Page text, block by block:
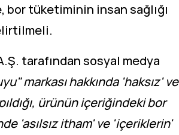
bor tüketiminin insan sağlığı
tarafından sosyal medya
markası hakkında 'haksız' ve
ürünün içeriğindeki bor
'asılsız itham' ve 'içeriklerin'